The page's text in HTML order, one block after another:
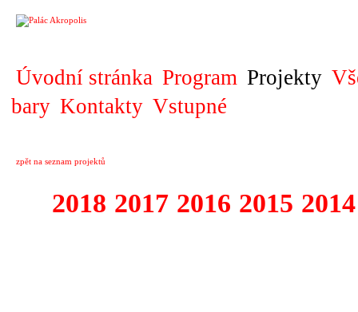
Úvodní stránka Program Projekty
bary Kontakty Vstupné
zpět na seznam projektů
2018 2017 2016 2015 2014